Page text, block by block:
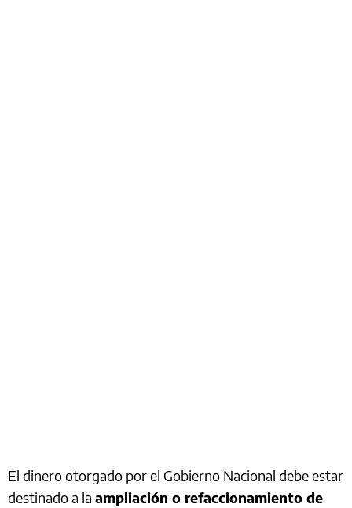
El dinero otorgado por el Gobierno Nacional debe estar
destinado a la ampliación o refaccionamiento de